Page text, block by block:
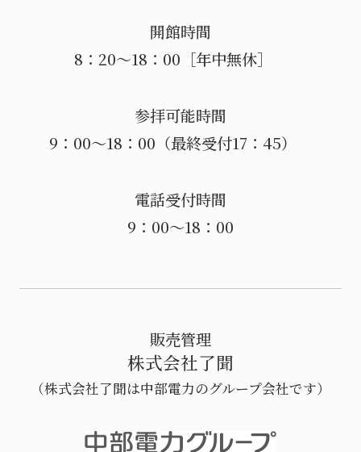
開館時間
8：20～18：00［年中無休］
参拝可能時間
9：00～18：00（最終受付17：45）
電話受付時間
9：00～18：00
販売管理
株式会社了聞
（株式会社了聞は中部電力のグループ会社です）